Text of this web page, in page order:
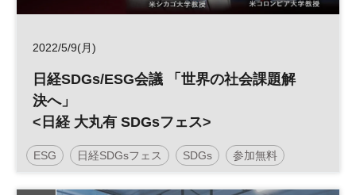
2022/5/9(月)
日経SDGs/ESG会議 「世界の社会課題解
決へ」
<日経 大丸有 SDGsフェス>
ESG 日経SDGsフェス SDGs 参加無料